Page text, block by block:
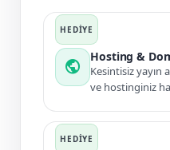
public
Hosting &
Kesintisiz yayın
ve hostinginiz